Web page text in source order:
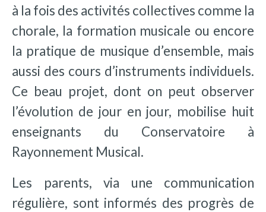
à la fois des activités collectives comme la
chorale, la formation musicale ou encore
la pratique de musique d’ensemble, mais
aussi des cours d’instruments individuels.
Ce beau projet, dont on peut observer
l’évolution de jour en jour, mobilise huit
enseignants du Conservatoire à
Rayonnement Musical.
Les parents, via une communication
régulière, sont informés des progrès de